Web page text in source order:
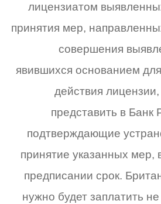
лицензиатом
принятия мер,
совершения
явившихся основанием
действия
представить в Банк
подтверждающие
принятие указанных мер,
предписании срок.
нужно будет заплатить